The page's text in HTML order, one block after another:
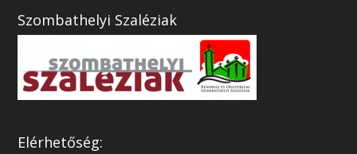
Szombathelyi Szaléziak
Elérhetőség: